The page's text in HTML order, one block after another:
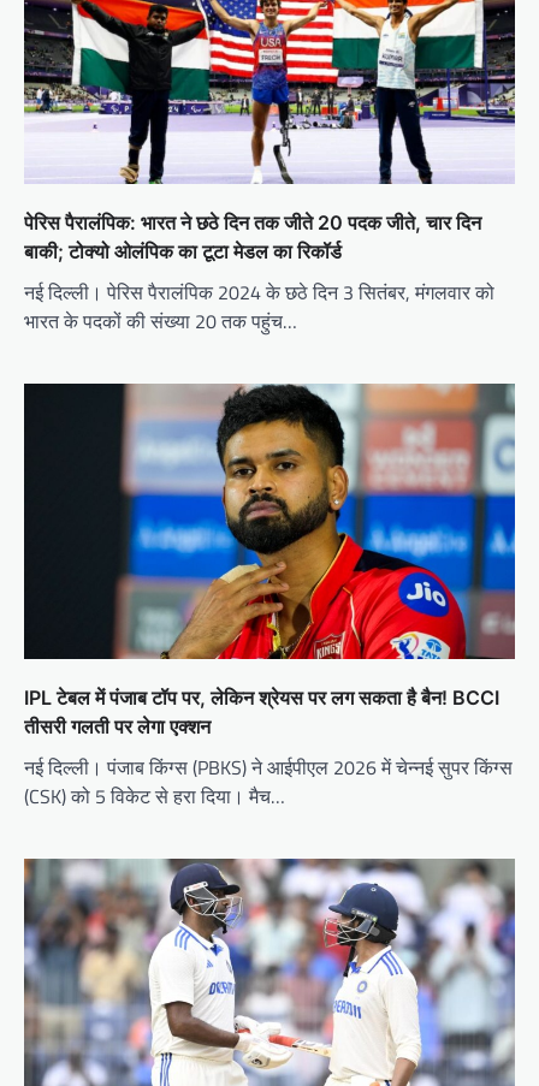
पेरिस पैरालंपिक: भारत ने छठे दिन तक जीते 20 पदक जीते, चार दिन
बाकी; टोक्यो ओलंपिक का टूटा मेडल का रिकॉर्ड
नई दिल्ली। पेरिस पैरालंपिक 2024 के छठे दिन 3 सितंबर, मंगलवार को
भारत के पदकों की संख्या 20 तक पहुंच…
IPL टेबल में पंजाब टॉप पर, लेकिन श्रेयस पर लग सकता है बैन! BCCI
तीसरी गलती पर लेगा एक्शन
नई दिल्ली। पंजाब किंग्स (PBKS) ने आईपीएल 2026 में चेन्नई सुपर किंग्स
(CSK) को 5 विकेट से हरा दिया। मैच…